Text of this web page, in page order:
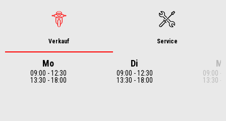
Verkauf Service
Mo
09:00 - 12:30
13:30 - 18:00
Di
09:00 - 12:30
13:30 - 18:00
Mi
09:00 -
13:30 -